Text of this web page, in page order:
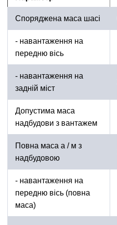
Споряджена маса шасі
- навантаження на
передню вісь
- навантаження на
задній міст
Допустима маса
надбудови з вантажем
Повна маса а / м з
надбудовою
- навантаження на
передню вісь (повна
маса)